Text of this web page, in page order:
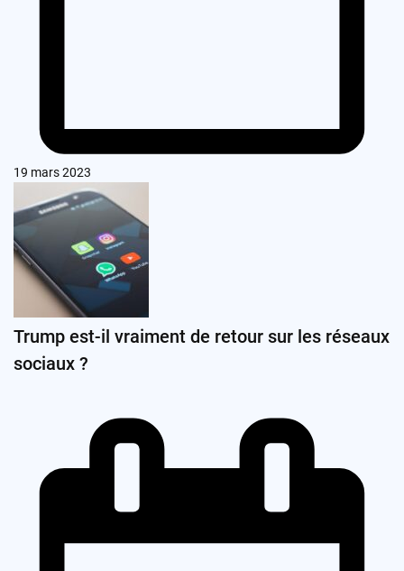
19 mars 2023
Trump est-il vraiment de retour sur les réseaux
sociaux ?